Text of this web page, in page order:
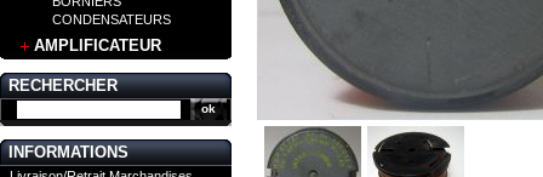
CONDENSATEURS
AMPLIFICATEUR
RECHERCHER
INFORMATIONS